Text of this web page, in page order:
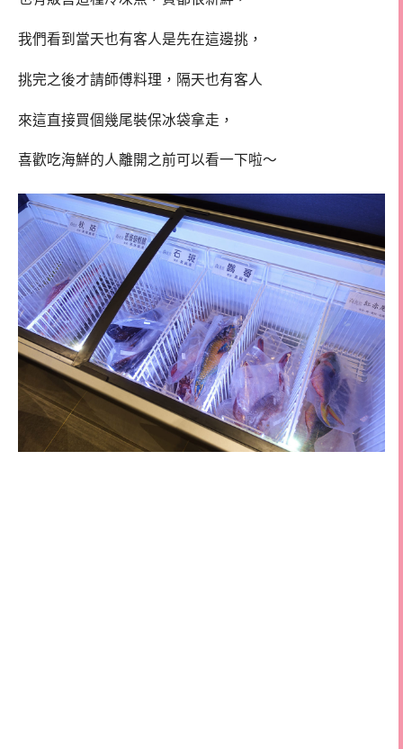
我們看到當天也有客人是先在這邊挑，
挑完之後才請師傅料理，隔天也有客人
來這直接買個幾尾裝保冰袋拿走，
喜歡吃海鮮的人離開之前可以看一下啦～